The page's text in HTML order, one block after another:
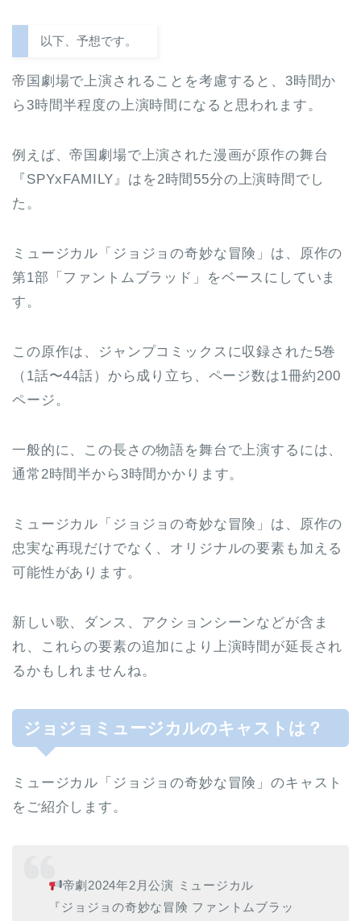
以下、予想です。
帝国劇場で上演されることを考慮すると、3時間か
ら3時間半程度の上演時間になると思われます。
例えば、帝国劇場で上演された漫画が原作の舞台
『SPYxFAMILY』はを2時間55分の上演時間でし
た。
ミュージカル「ジョジョの奇妙な冒険」は、原作の
第1部「ファントムブラッド」をベースにしていま
す。
この原作は、ジャンプコミックスに収録された5巻
（1話〜44話）から成り立ち、ページ数は1冊約200
ページ。
一般的に、この長さの物語を舞台で上演するには、
通常2時間半から3時間かかります。
ミュージカル「ジョジョの奇妙な冒険」は、原作の
忠実な再現だけでなく、オリジナルの要素も加える
可能性があります。
新しい歌、ダンス、アクションシーンなどが含ま
れ、これらの要素の追加により上演時間が延長され
るかもしれませんね。
ジョジョミュージカルのキャストは？
ミュージカル「ジョジョの奇妙な冒険」のキャスト
をご紹介します。
帝劇2024年2月公演 ミュージカル
『ジョジョの奇妙な冒険 ファントムブラッ